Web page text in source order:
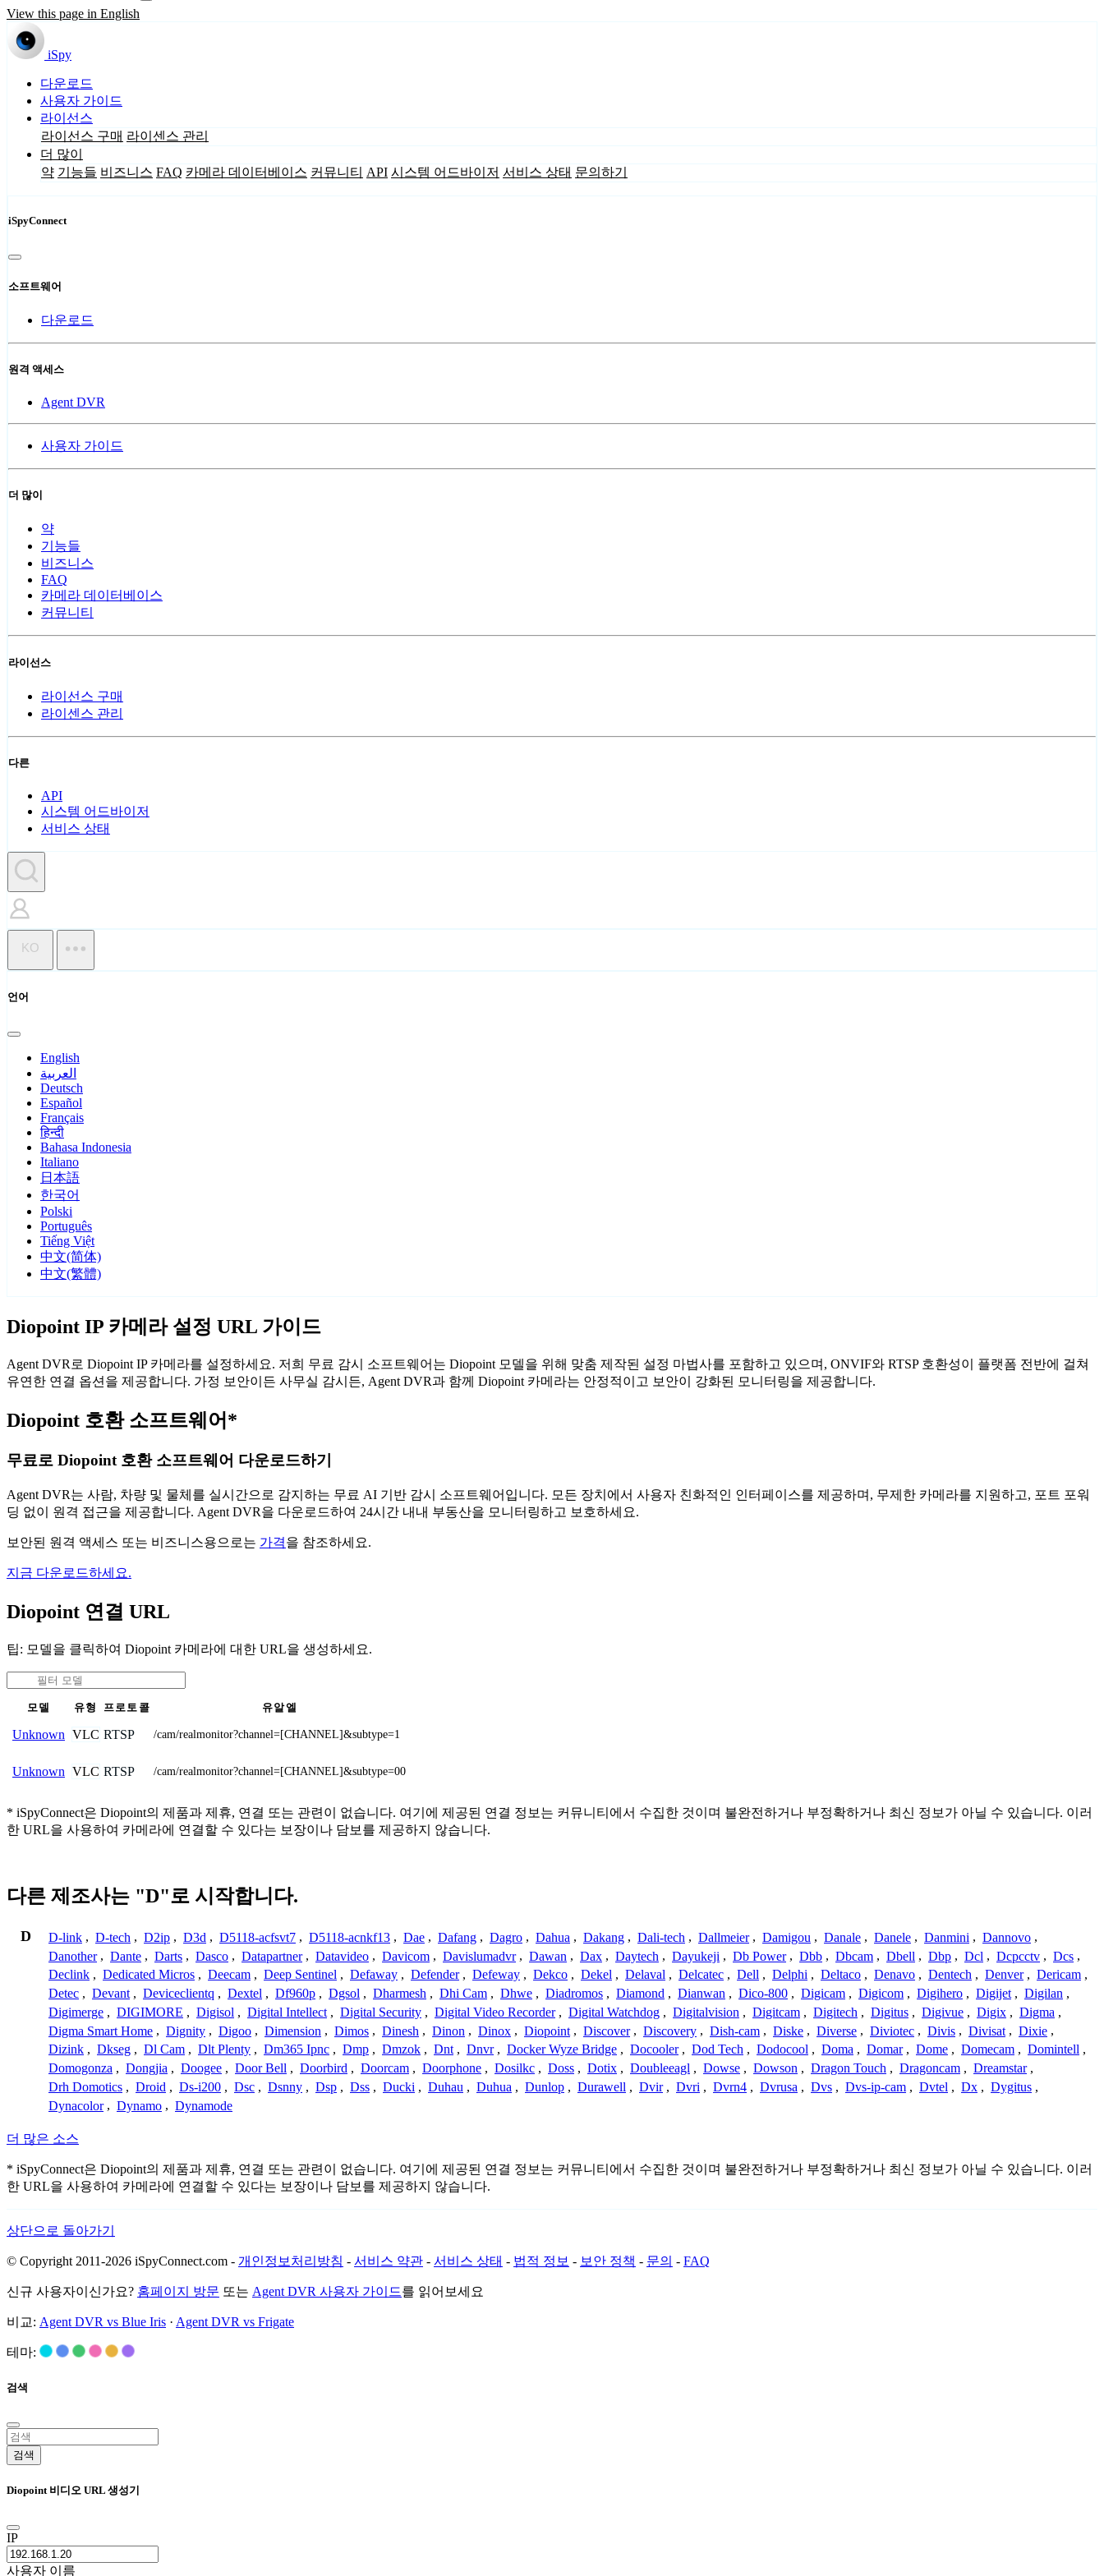
View this page in English
iSpy
다운로드
사용자 가이드
라이선스
라이선스 구매 라이센스 관리
더 많이
약 기능들 비즈니스 FAQ 카메라 데이터베이스 커뮤니티 API 시스템 어드바이저 서비스 상태 문의하기
iSpyConnect
소프트웨어
다운로드
원격 액세스
Agent DVR
사용자 가이드
더 많이
약
기능들
비즈니스
FAQ
카메라 데이터베이스
커뮤니티
라이선스
라이선스 구매
라이센스 관리
다른
API
시스템 어드바이저
서비스 상태
KO
언어
English
العربية
Deutsch
Español
Français
हिन्दी
Bahasa Indonesia
Italiano
日本語
한국어
Polski
Português
Tiếng Việt
中文(简体)
中文(繁體)
Diopoint IP 카메라 설정 URL 가이드
Agent DVR로 Diopoint IP 카메라를 설정하세요. 저희 무료 감시 소프트웨어는 Diopoint 모델을 위해 맞춤 제작된 설정 마법사를 포함하고 있으며, ONVIF와 RTSP 호환성이 플랫폼 전반에 걸쳐
유연한 연결 옵션을 제공합니다. 가정 보안이든 사무실 감시든, Agent DVR과 함께 Diopoint 카메라는 안정적이고 보안이 강화된 모니터링을 제공합니다.
Diopoint 호환 소프트웨어*
무료로 Diopoint 호환 소프트웨어 다운로드하기
Agent DVR는 사람, 차량 및 물체를 실시간으로 감지하는 무료 AI 기반 감시 소프트웨어입니다. 모든 장치에서 사용자 친화적인 인터페이스를 제공하며, 무제한 카메라를 지원하고, 포트 포워
딩 없이 원격 접근을 제공합니다. Agent DVR을 다운로드하여 24시간 내내 부동산을 모니터링하고 보호하세요.
보안된 원격 액세스 또는 비즈니스용으로는 가격을 참조하세요.
지금 다운로드하세요.
Diopoint 연결 URL
팁: 모델을 클릭하여 Diopoint 카메라에 대한 URL을 생성하세요.
모델 유형 프로토콜 유알엘
Unknown VLC RTSP /cam/realmonitor?channel=[CHANNEL]&subtype=1
Unknown VLC RTSP /cam/realmonitor?channel=[CHANNEL]&subtype=00
* iSpyConnect은 Diopoint의 제품과 제휴, 연결 또는 관련이 없습니다. 여기에 제공된 연결 정보는 커뮤니티에서 수집한 것이며 불완전하거나 부정확하거나 최신 정보가 아닐 수 있습니다. 이러
한 URL을 사용하여 카메라에 연결할 수 있다는 보장이나 담보를 제공하지 않습니다.
다른 제조사는 "D"로 시작합니다.
D D-link , D-tech , D2ip , D3d , D5118-acfsvt7 , D5118-acnkf13 , Dae , Dafang , Dagro , Dahua , Dakang , Dali-tech , Dallmeier , Damigou , Danale , Danele , Danmini , Dannovo ,
Danother , Dante , Darts , Dasco , Datapartner , Datavideo , Davicom , Davislumadvr , Dawan , Dax , Daytech , Dayukeji , Db Power , Dbb , Dbcam , Dbell , Dbp , Dcl , Dcpcctv , Dcs ,
Declink , Dedicated Micros , Deecam , Deep Sentinel , Defaway , Defender , Defeway , Dekco , Dekel , Delaval , Delcatec , Dell , Delphi , Deltaco , Denavo , Dentech , Denver , Dericam ,
Detec , Devant , Deviceclientq , Dextel , Df960p , Dgsol , Dharmesh , Dhi Cam , Dhwe , Diadromos , Diamond , Dianwan , Dico-800 , Digicam , Digicom , Digihero , Digijet , Digilan ,
Digimerge , DIGIMORE , Digisol , Digital Intellect , Digital Security , Digital Video Recorder , Digital Watchdog , Digitalvision , Digitcam , Digitech , Digitus , Digivue , Digix , Digma ,
Digma Smart Home , Dignity , Digoo , Dimension , Dimos , Dinesh , Dinon , Dinox , Diopoint , Discover , Discovery , Dish-cam , Diske , Diverse , Diviotec , Divis , Divisat , Dixie ,
Dizink , Dkseg , Dl Cam , Dlt Plenty , Dm365 Ipnc , Dmp , Dmzok , Dnt , Dnvr , Docker Wyze Bridge , Docooler , Dod Tech , Dodocool , Doma , Domar , Dome , Domecam , Domintell ,
Domogonza , Dongjia , Doogee , Door Bell , Doorbird , Doorcam , Doorphone , Dosilkc , Doss , Dotix , Doubleeagl , Dowse , Dowson , Dragon Touch , Dragoncam , Dreamstar ,
Drh Domotics , Droid , Ds-i200 , Dsc , Dsnny , Dsp , Dss , Ducki , Duhau , Duhua , Dunlop , Durawell , Dvir , Dvri , Dvrn4 , Dvrusa , Dvs , Dvs-ip-cam , Dvtel , Dx , Dygitus ,
Dynacolor , Dynamo , Dynamode
더 많은 소스
* iSpyConnect은 Diopoint의 제품과 제휴, 연결 또는 관련이 없습니다. 여기에 제공된 연결 정보는 커뮤니티에서 수집한 것이며 불완전하거나 부정확하거나 최신 정보가 아닐 수 있습니다. 이러
한 URL을 사용하여 카메라에 연결할 수 있다는 보장이나 담보를 제공하지 않습니다.
상단으로 돌아가기
© Copyright 2011-2026 iSpyConnect.com - 개인정보처리방침 - 서비스 약관 - 서비스 상태 - 법적 정보 - 보안 정책 - 문의 - FAQ
신규 사용자이신가요? 홈페이지 방문 또는 Agent DVR 사용자 가이드를 읽어보세요
비교: Agent DVR vs Blue Iris · Agent DVR vs Frigate
테마:
검색
검색
Diopoint 비디오 URL 생성기
IP
사용자 이름